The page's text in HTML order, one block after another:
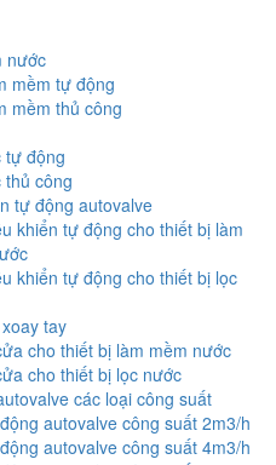
nước
mềm tự động
mềm thủ công
tự động
thủ công
tự động autovalve
khiển tự động cho thiết bị làm
khiển tự động cho thiết bị lọc
tay
cho thiết bị làm mềm nước
cho thiết bị lọc nước
các loại công suất
autovalve công suất 2m3/h
autovalve công suất 4m3/h